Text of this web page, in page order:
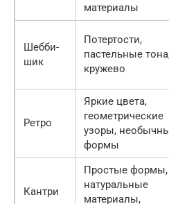
материалы
Шебби-
шик
Потертости,
пастельные
кружево
Ретро
Яркие цвета,
геометрические
узоры,
формы
Кантри
Простые формы,
натуральные
материалы,